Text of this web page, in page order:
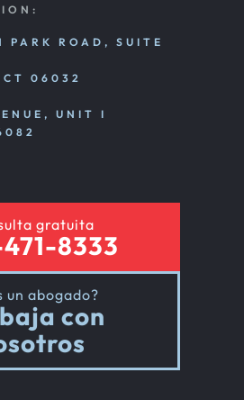
PARK ROAD, SUITE
CT 06032
UNIT I
gratuita
8333
un abogado?
con